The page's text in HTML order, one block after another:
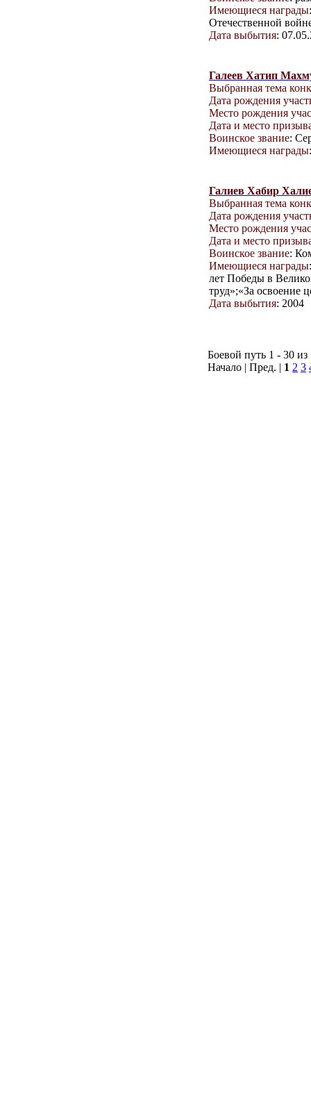
Имеющиеся награды
Отечественной
Дата выбытия:
Галеев Хатип
Выбранная тема
Дата рождения
Место рождения
Дата и место
Воинское звание:
Имеющиеся награды
Галиев Хабир
Выбранная тема
Дата рождения
Место рождения
Дата и место
Воинское звание:
Имеющиеся награды
лет Победы в
труд»;«За освоение
Дата выбытия: 2004
Боевой путь 1 - 30 из
Начало | Пред. | 1 2 3